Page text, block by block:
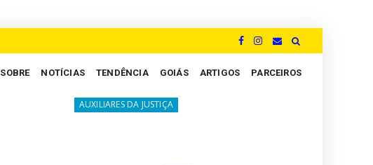
SOBRE NOTÍCIAS TENDÊNCIA GOIÁS ARTIGOS PARCEIROS
AUXILIARES DA JUSTIÇA A luta silenciosa dos Peritos: um grito por justiça e